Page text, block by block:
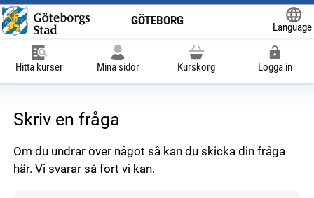
GÖTEBORG
Language
Hitta kurser Mina sidor Kurskorg Logga in
Skriv en fråga
Om du undrar över något så kan du skicka din fråga
här. Vi svarar så fort vi kan.